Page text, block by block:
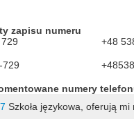
zapisu numeru
+48
729
numery
Szkoła językowa, oferują